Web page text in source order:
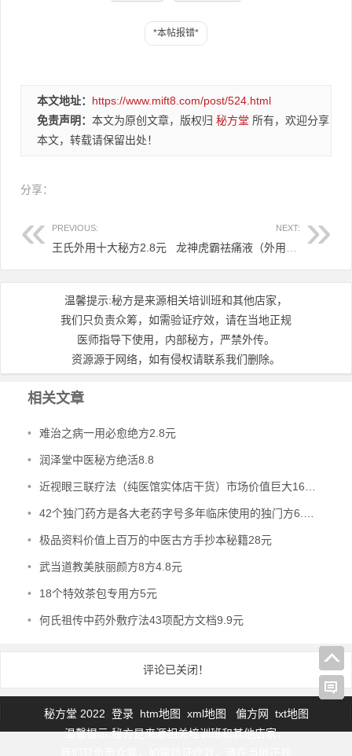
本文地址： https://www.mift8.com/post/524.html
免责声明： 本文为原创文章，版权归 秘方堂 所有，欢迎分享
本文，转载请保留出处！
分享：
PREVIOUS:
王氏外用十大秘方2.8元
NEXT:
温馨提示:秘方是来源相关培训班和其他店家，
我们只负责众筹，如需验证疗效，请在当地正规
医师指导下使用，内部秘方，严禁外传。
资源源于网络，如有侵权请联系我们删除。
相关文章
• 难治之病一用必愈绝方2.8元
• 润泽堂中医秘方绝活8.8
• 近视眼三联疗法（纯医馆实体店干货）市场价值巨大16.8元
• 42个独门药方是各大老药字号多年临床使用的独门方6.8元
• 极品资料价值上百万的中医古方手抄本秘籍28元
• 武当道教美肤丽颜方8方4.8元
• 18个特效茶包专用方5元
• 何氏祖传中药外敷疗法43项配方文档9.9元
评论已关闭！
秘方堂 2022 登录 htm地图 xml地图 偏方网
txt地图
温馨提示:秘方是来源相关培训班和其他店家，